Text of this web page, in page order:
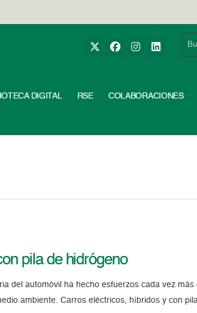
DIGITAL RSE COLABORACIONES
pila de hidrógeno
del automóvil ha hecho esfuerzos cada vez
ambiente. Carros eléctricos, híbridos y con